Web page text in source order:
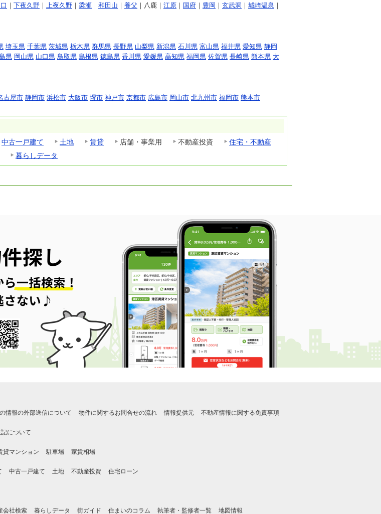
｜ 下夜久野 ｜ 上夜久野 ｜ 梁瀬 ｜ 和田山 ｜ 養父 ｜八鹿｜ 江原 ｜ 国府 ｜ 豊岡 ｜ 玄武洞 ｜ 城崎温泉 ｜
埼玉県 千葉県 茨城県 栃木県 群馬県 長野県 山梨県 新潟県 石川県 富山県 福井県 愛知県 静岡
県 岡山県 山口県 鳥取県 島根県 徳島県 香川県 愛媛県 高知県 福岡県 佐賀県 長崎県 熊本県 大
古屋市 静岡市 浜松市 大阪市 堺市 神戸市 京都市 広島市 岡山市 北九州市 福岡市 熊本市
中古一戸建て 土地 賃貸 店舗・事業用 不動産投資
住宅・不動産
暮らしデータ
情報の外部送信について 物件に関するお問合せの流れ 情報提供元 不動産情報に関する免責事項
について
貸マンション 駐車場 家賃相場
中古一戸建て 土地 不動産投資 住宅ローン
会社検索 暮らしデータ 街ガイド 住まいのコラム 執筆者・監修者一覧 地図情報